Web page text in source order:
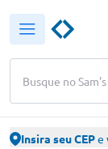
Busque no
Insira seu CEPe